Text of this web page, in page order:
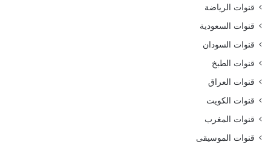
قنوات الرياضة
قنوات السعودية
قنوات السودان
قنوات الطبخ
قنوات العراق
قنوات الكويت
قنوات المغرب
قنوات الموسيقى